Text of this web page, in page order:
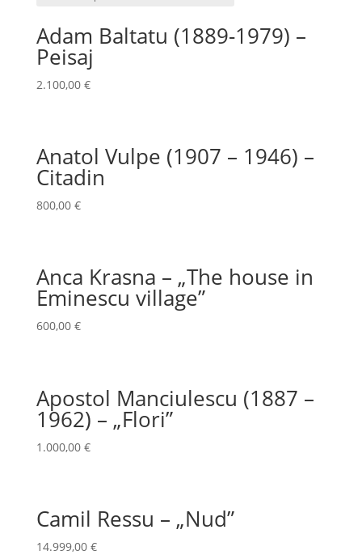
Adam Baltatu (1889-1979) –
Peisaj
2.100,00 €
Anatol Vulpe (1907 – 1946) –
Citadin
800,00 €
Anca Krasna – „The house in
Eminescu village”
600,00 €
Apostol Manciulescu (1887 –
1962) – „Flori”
1.000,00 €
Camil Ressu – „Nud”
14.999,00 €